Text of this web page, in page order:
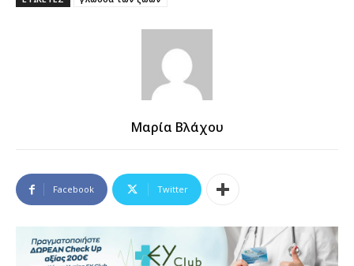
Μαρία Βλάχου
Facebook Twitter